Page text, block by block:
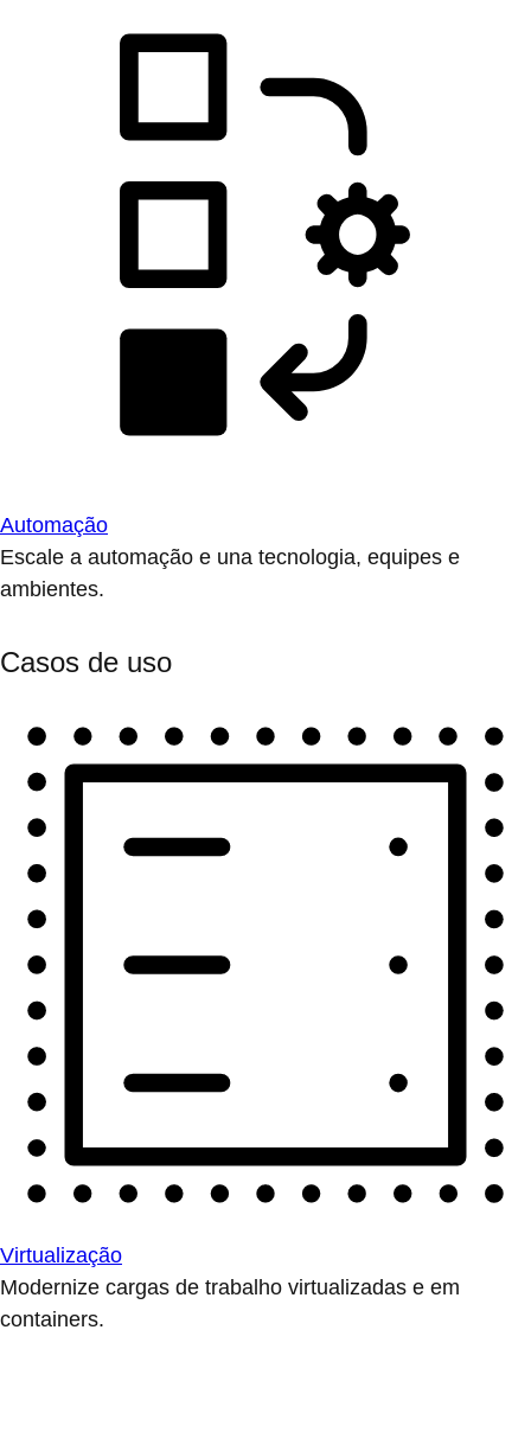
Automação
Escale a automação e una tecnologia, equipes e
ambientes.
Casos de uso
Virtualização
Modernize cargas de trabalho virtualizadas e em
containers.